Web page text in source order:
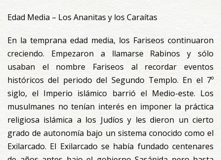
Edad Media – Los Ananitas y los Caraítas
En la temprana edad media, los Fariseos continuaron
creciendo. Empezaron a llamarse Rabinos y sólo
usaban el nombre Fariseos al recordar eventos
históricos del periodo del Segundo Templo. En el 7º
siglo, el Imperio islámico barrió el Medio-este. Los
musulmanes no tenían interés en imponer la práctica
religiosa islámica a los Judíos y les dieron un cierto
grado de autonomía bajo un sistema conocido como el
Exilarcado. El Exilarcado se había fundado centenares